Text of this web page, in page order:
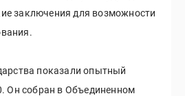
заключения для возможности
показали опытный
Он собран в Объединенном